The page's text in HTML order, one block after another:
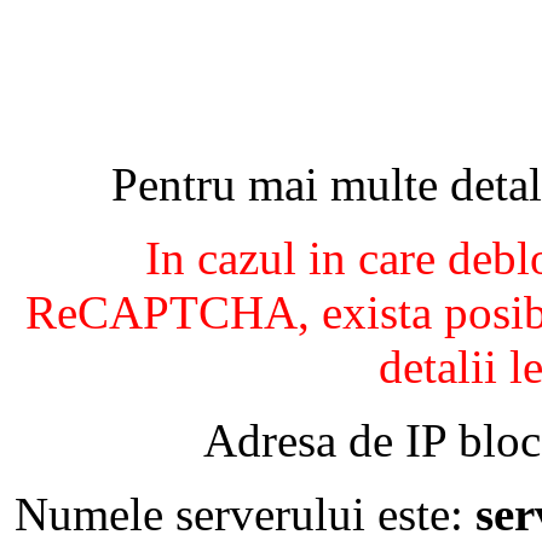
Pentru mai multe
In cazul in care
ReCAPTCHA, exista
detalii
Adresa de IP
Numele serverului este: